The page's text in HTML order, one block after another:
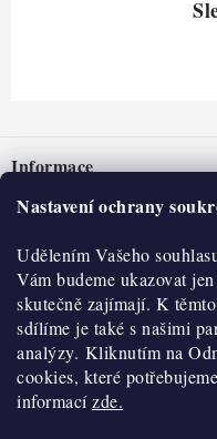
Nastavení ochrany
Udělením Vašeho
Vám budeme ukazovat
skutečně zajímají. K
sdílíme je také s našimi
analýzy. Kliknutím na
cookies, které
informacízde.
pInformace
Nepřevzetí zásilky na dobírku
Obchodní podmínky
Hodnocení obchodu
Blog
Moje objednávka
O nás
Historie
Kontakty
O nákupu
Reklamace a vratky
Výdejní místa